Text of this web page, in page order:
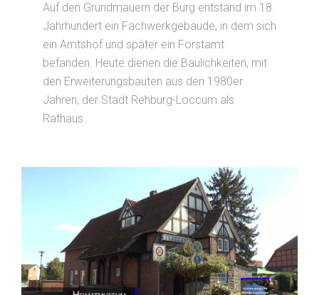
Auf den Grundmauern der Burg entstand im 18.
Jahrhundert ein Fachwerkgebäude, in dem sich
ein Amtshof und später ein Forstamt
befanden. Heute dienen die Baulichkeiten, mit
den Erweiterungsbauten aus den 1980er
Jahren, der Stadt Rehburg-Loccum als
Rathaus.